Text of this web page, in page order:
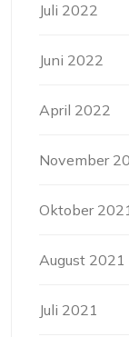
Juli 2022
Juni 2022
April 2022
November
Oktober
August 2021
Juli 2021